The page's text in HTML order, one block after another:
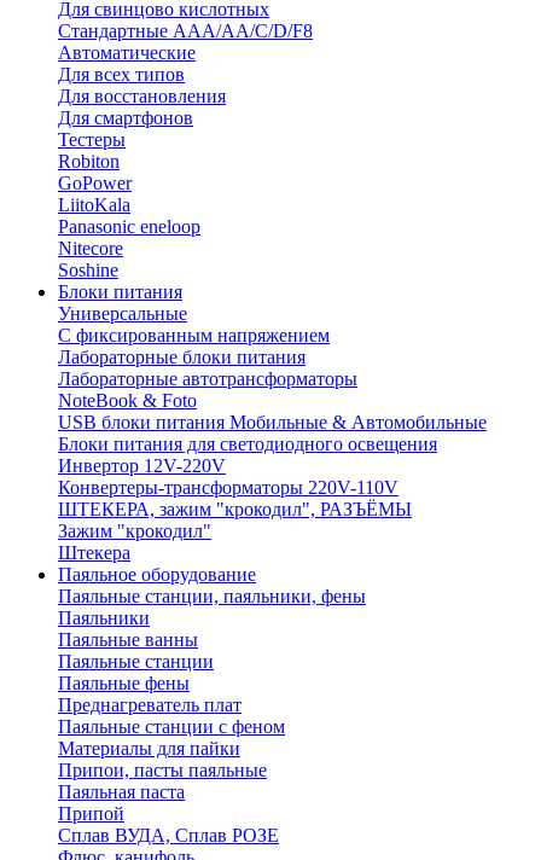
Для свинцово кислотных
Стандартные ААА/АА/С/D/F8
Автоматические
Для всех типов
Для восстановления
Для смартфонов
Тестеры
Robiton
GoPower
LiitoKala
Panasonic eneloop
Nitecore
Soshine
Блоки питания
Универсальные
C фиксированным напряжением
Лабораторные блоки питания
Лабораторные автотрансформаторы
NoteBook & Foto
USB блоки питания Мобильные & Автомобильные
Блоки питания для светодиодного освещения
Инвертор 12V-220V
Конвертеры-трансформаторы 220V-110V
ШТЕКЕРА, зажим "крокодил", РАЗЪЁМЫ
Зажим "крокодил"
Штекера
Паяльное оборудование
Паяльные станции, паяльники, фены
Паяльники
Паяльные ванны
Паяльные станции
Паяльные фены
Преднагреватель плат
Паяльные станции с феном
Материалы для пайки
Припои, пасты паяльные
Паяльная паста
Припой
Сплав ВУДА, Сплав РОЗЕ